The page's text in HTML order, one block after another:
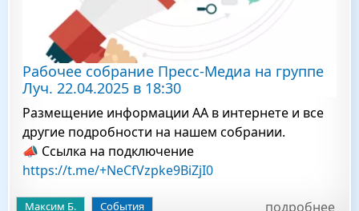
Рабочее собрание Пресс-Медиа на группе
Луч. 22.04.2025 в 18:30
Размещение информации АА в интернете и все
другие подробности на нашем собрании.
📣 Ссылка на подключение
https://t.me/+NeCfVzpke9BiZjI0
Максим Б. События подробнее